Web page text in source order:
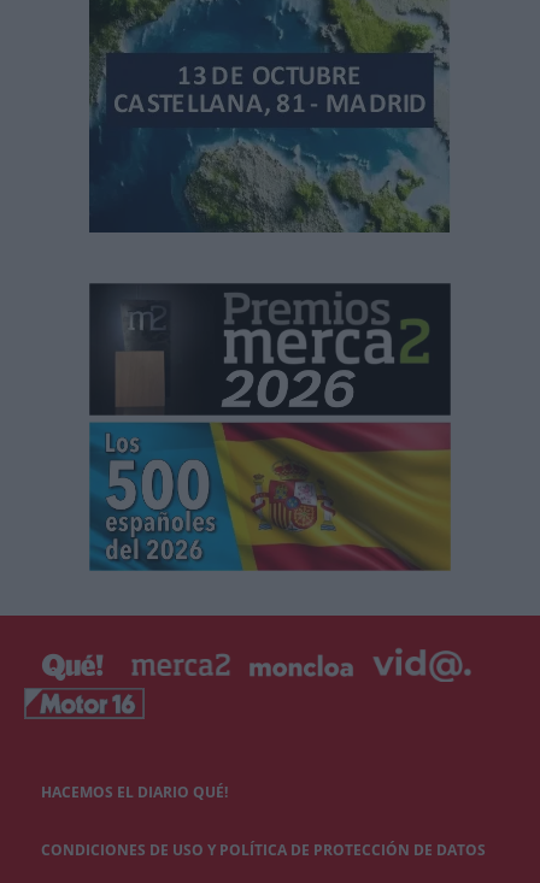
HACEMOS EL DIARIO QUÉ!
CONDICIONES DE USO Y POLÍTICA DE PROTECCIÓN DE DATOS